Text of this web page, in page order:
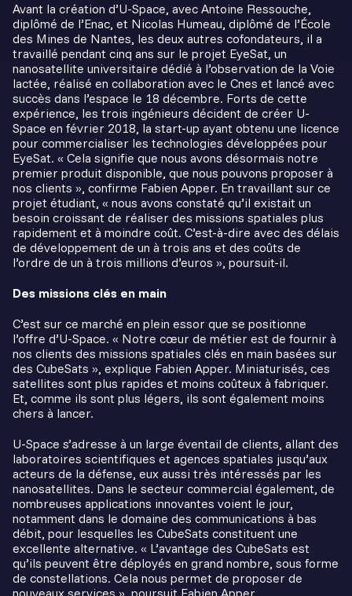
Avant la création d’U-Space, avec Antoine Ressouche,
diplômé de l’Enac, et Nicolas Humeau, diplômé de l’École
des Mines de Nantes, les deux autres cofondateurs, il a
travaillé pendant cinq ans sur le projet EyeSat, un
nanosatellite universitaire dédié à l’observation de la Voie
lactée, réalisé en collaboration avec le Cnes et lancé avec
succès dans l’espace le 18 décembre. Forts de cette
expérience, les trois ingénieurs décident de créer U-
Space en février 2018, la start-up ayant obtenu une licence
pour commercialiser les technologies développées pour
EyeSat. « Cela signifie que nous avons désormais notre
premier produit disponible, que nous pouvons proposer à
nos clients », confirme Fabien Apper. En travaillant sur ce
projet étudiant, « nous avons constaté qu’il existait un
besoin croissant de réaliser des missions spatiales plus
rapidement et à moindre coût. C’est-à-dire avec des délais
de développement de un à trois ans et des coûts de
l’ordre de un à trois millions d’euros », poursuit-il.
Des missions clés en main
C’est sur ce marché en plein essor que se positionne
l’offre d’U-Space. « Notre cœur de métier est de fournir à
nos clients des missions spatiales clés en main basées sur
des CubeSats », explique Fabien Apper. Miniaturisés, ces
satellites sont plus rapides et moins coûteux à fabriquer.
Et, comme ils sont plus légers, ils sont également moins
chers à lancer.
U-Space s’adresse à un large éventail de clients, allant des
laboratoires scientifiques et agences spatiales jusqu’aux
acteurs de la défense, eux aussi très intéressés par les
nanosatellites. Dans le secteur commercial également, de
nombreuses applications innovantes voient le jour,
notamment dans le domaine des communications à bas
débit, pour lesquelles les CubeSats constituent une
excellente alternative. « L’avantage des CubeSats est
qu’ils peuvent être déployés en grand nombre, sous forme
de constellations. Cela nous permet de proposer de